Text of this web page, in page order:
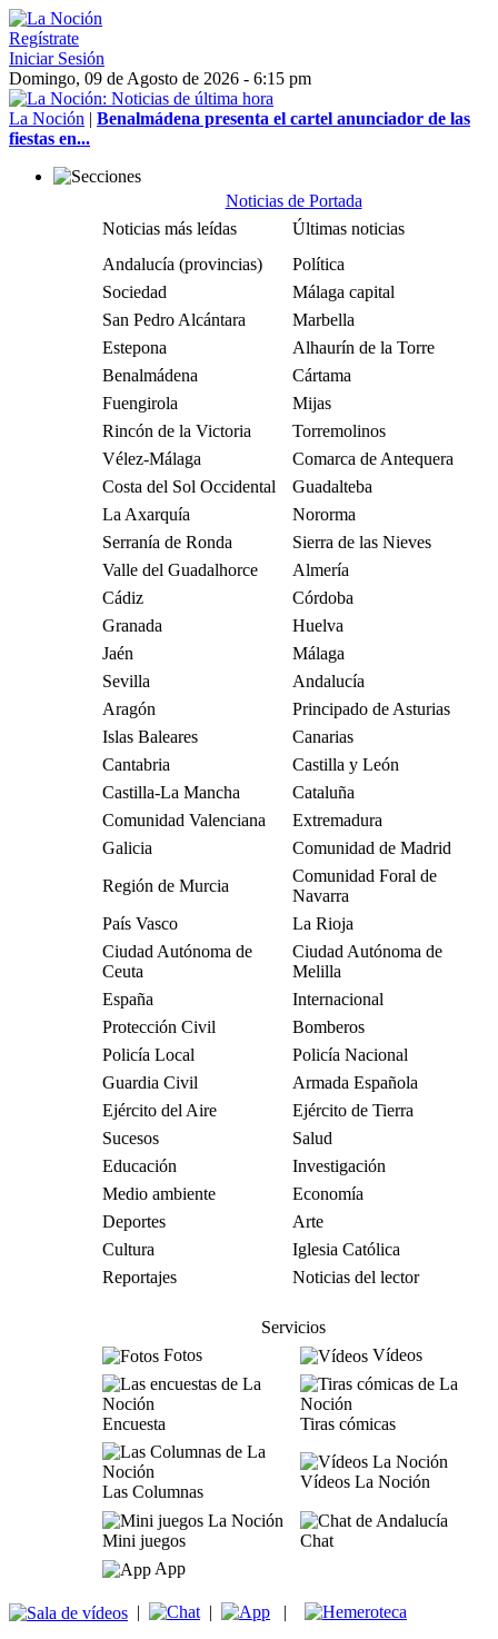
Regístrate
Iniciar Sesión
Domingo, 09 de Agosto de 2026 - 6:15 pm
La Noción | Benalmádena presenta el cartel anunciador de las
fiestas en...
Noticias de Portada
Noticias más leídas
Últimas noticias
Andalucía (provincias)
Política
Sociedad
Málaga capital
San Pedro Alcántara
Marbella
Estepona
Alhaurín de la Torre
Benalmádena
Cártama
Fuengirola
Mijas
Rincón de la Victoria
Torremolinos
Vélez-Málaga
Comarca de Antequera
Costa del Sol Occidental
Guadalteba
La Axarquía
Nororma
Serranía de Ronda
Sierra de las Nieves
Valle del Guadalhorce
Almería
Cádiz
Córdoba
Granada
Huelva
Jaén
Málaga
Sevilla
Andalucía
Aragón
Principado de Asturias
Islas Baleares
Canarias
Cantabria
Castilla y León
Castilla-La Mancha
Cataluña
Comunidad Valenciana
Extremadura
Galicia
Comunidad de Madrid
Región de Murcia
Comunidad Foral de
Navarra
País Vasco
La Rioja
Ciudad Autónoma de
Ceuta
Ciudad Autónoma de
Melilla
España
Internacional
Protección Civil
Bomberos
Policía Local
Policía Nacional
Guardia Civil
Armada Española
Ejército del Aire
Ejército de Tierra
Sucesos
Salud
Educación
Investigación
Medio ambiente
Economía
Deportes
Arte
Cultura
Iglesia Católica
Reportajes
Noticias del lector
Servicios
Fotos
Vídeos
Encuesta Tiras cómicas
Las Columnas
Vídeos La Noción
Mini juegos
Chat
App
| | |